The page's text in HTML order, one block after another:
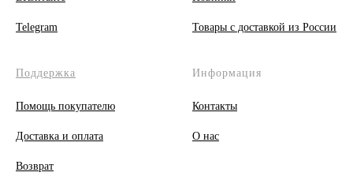
Telegram Товары с доставкой из России
Поддержка
Помощь покупателю
Доставка и оплата
Возврат
Информация
Контакты
О нас